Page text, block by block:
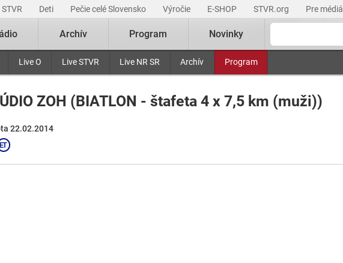
Deti Pečie celé Slovensko Výročie E-SHOP STVR.org Pre médiá
Live O Live STVR Live NR SR Archív Program
Archív Program Novinky
ZOH (BIATLON - štafeta 4 x 7,5 km (muži))
22.02.2014